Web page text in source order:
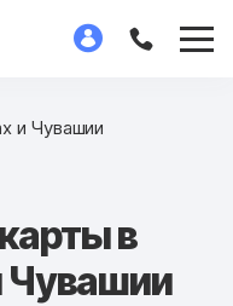
и Чувашии
в
Чувашии